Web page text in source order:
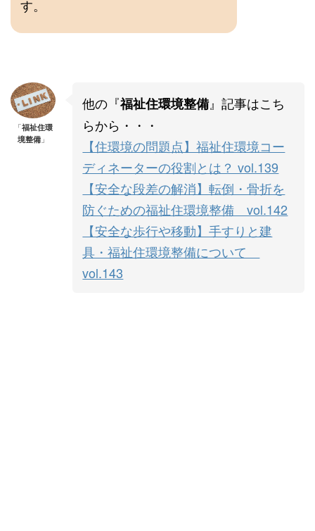
す。
「福祉住環
境整備 」
他の『福祉住環境整備』記事はこち
らから・・・
【住環境の問題点】福祉住環境コー
ディネーターの役割とは？ vol.139
【安全な段差の解消】転倒・骨折を
防ぐための福祉住環境整備 vol.142
【安全な歩行や移動】手すりと建
具・福祉住環境整備について
vol.143